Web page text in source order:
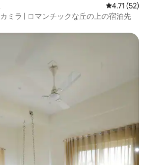
レビュー52
4.71 (52)
ミラ | ロマンチックな丘の上の宿泊先